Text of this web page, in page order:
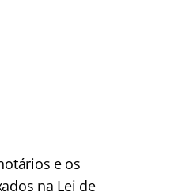
e os
na Lei de